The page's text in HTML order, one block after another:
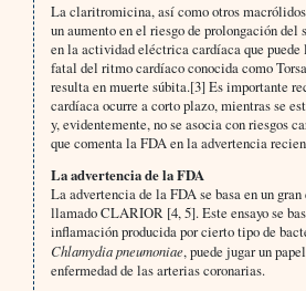
La claritromicina, así como otros
un aumento en el riesgo de prolongación del
en la actividad eléctrica cardíaca que
fatal del ritmo cardíaco conocida como
resulta en muerte súbita.[3] Es importante
cardíaca ocurre a corto plazo, mientras se
y, evidentemente, no se asocia con riesgos
que comenta la FDA en la advertencia
La advertencia de la FDA
La advertencia de la FDA se basa en un
llamado CLARIOR [4, 5]. Este ensayo se
inflamación producida por cierto tipo de
Chlamydia pneumoniae, puede jugar un
enfermedad de las arterias coronarias.